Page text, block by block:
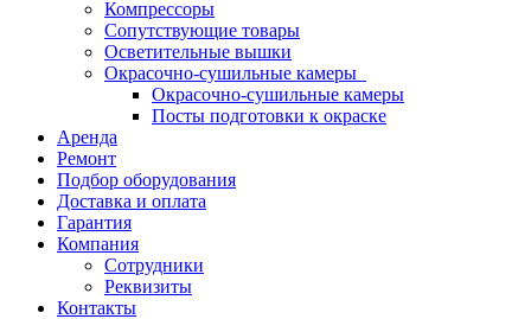
Компрессоры
Сопутствующие товары
Осветительные вышки
Окрасочно-сушильные камеры
Окрасочно-сушильные камеры
Посты подготовки к окраске
Аренда
Ремонт
Подбор оборудования
Доставка и оплата
Гарантия
Компания
Сотрудники
Реквизиты
Контакты